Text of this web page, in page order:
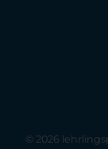
© 2026